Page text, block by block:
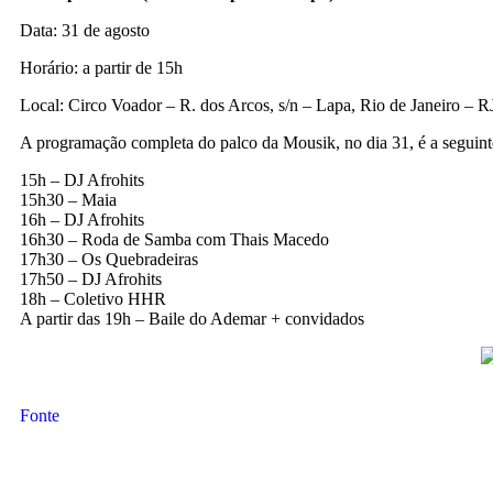
Data: 31 de agosto
Horário: a partir de 15h
Local: Circo Voador – R. dos Arcos, s/n – Lapa, Rio de Janeiro –
A programação completa do palco da Mousik, no dia 31, é a
15h – DJ Afrohits
15h30 – Maia
16h – DJ Afrohits
16h30 – Roda de Samba com Thais Macedo
17h30 – Os Quebradeiras
17h50 – DJ Afrohits
18h – Coletivo HHR
A partir das 19h – Baile do Ademar + convidados
Fonte